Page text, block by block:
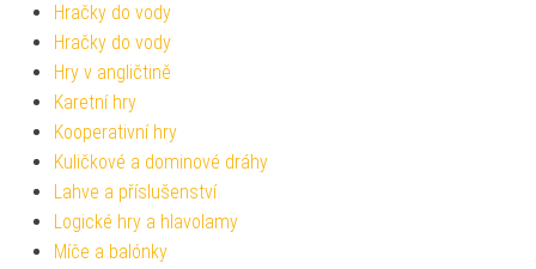
Hračky do vody
Hračky do vody
Hry v angličtině
Karetní hry
Kooperativní hry
Kuličkové a dominové dráhy
Lahve a příslušenství
Logické hry a hlavolamy
Míče a balónky